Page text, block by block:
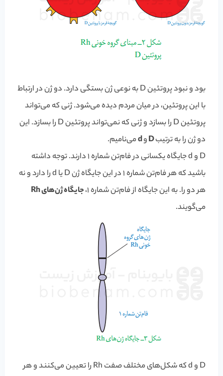
بود و نبود پروتئین D به نوعی ژن بستگی دارد. دو ژن در ارتباط
با این پروتئین، در میان مردم دیده می‌شود. ژنی که می‌تواند
پروتئین D را بسازد و ژنی که نمی‌تواند پروتئین D را بسازد. این
دو ژن را به ترتیبDوdمی‌نامیم.
D و d جایگاه یکسانی در فام‌تن شماره 1 دارند. توجه داشته
باشید که هر فام‌تن شماره 1 در این جایگاه ژن D یا d را دارد و نه
هر دو را. به این جایگاه از فام‌تن شماره 1، جایگاه ژن‌های Rh
می‌گویند.
D و d که شکل‌های مختلف صفت Rh را تعیین می‌کنند و هر